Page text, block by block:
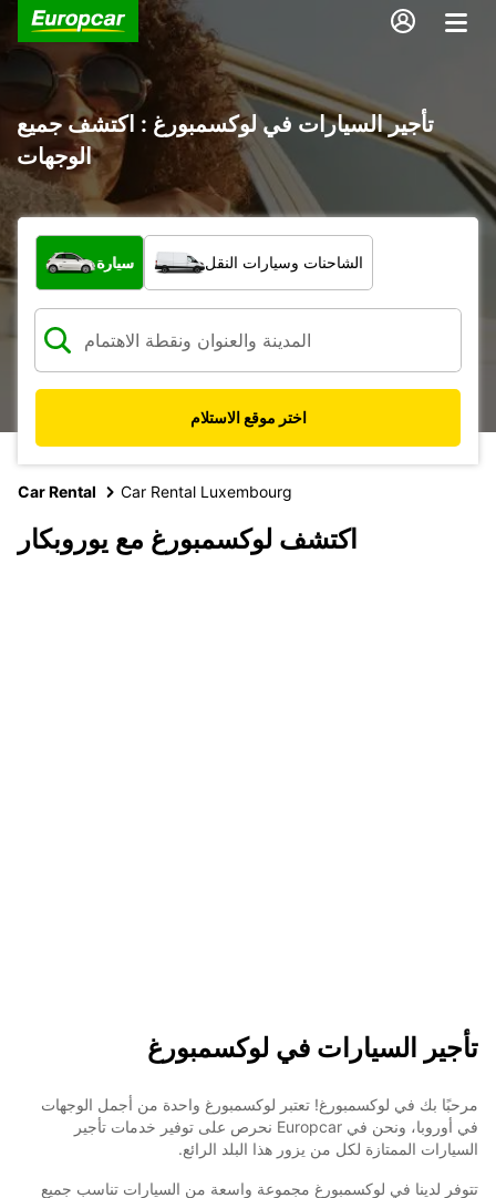
تأجير السيارات في لوكسمبورغ : اكتشف جميع
الوجهات
ما نوع المركبة؟
سيارة الشاحنات وسيارات النقل
اختر موقع الاستلام
Car Rental Car Rental Luxembourg
اكتشف لوكسمبورغ مع يوروبكار
تأجير السيارات في لوكسمبورغ
مرحبًا بك في لوكسمبورغ! تعتبر لوكسمبورغ واحدة من أجمل الوجهات
في أوروبا، ونحن في Europcar نحرص على توفير خدمات تأجير
السيارات الممتازة لكل من يزور هذا البلد الرائع.
تتوفر لدينا في لوكسمبورغ مجموعة واسعة من السيارات تناسب جميع